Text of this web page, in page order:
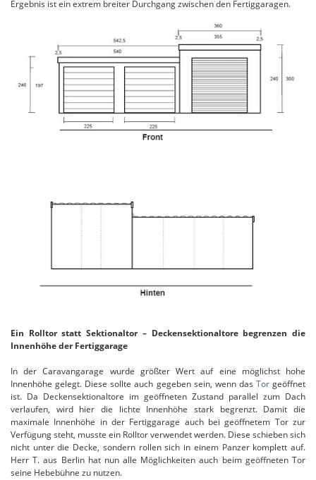
Ergebnis ist ein extrem breiter Durchgang zwischen den Fertiggaragen.
Ein Rolltor statt Sektionaltor – Deckensektionaltore begrenzen die
Innenhöhe der Fertiggarage
In der Caravangarage wurde größter Wert auf eine möglichst hohe
Innenhöhe gelegt. Diese sollte auch gegeben sein, wenn das Torgeöffnet
ist. Da Deckensektionaltore im geöffneten Zustand parallel zum Dach
verlaufen, wird hier die lichte Innenhöhe stark begrenzt. Damit die
maximale Innenhöhe in der Fertiggarage auch bei geöffnetem Tor zur
Verfügung steht, musste ein Rolltor verwendet werden. Diese schieben sich
nicht unter die Decke, sondern rollen sich in einem Panzer komplett auf.
Herr T. aus Berlin hat nun alle Möglichkeiten auch beim geöffneten Tor
seine Hebebühne zu nutzen.